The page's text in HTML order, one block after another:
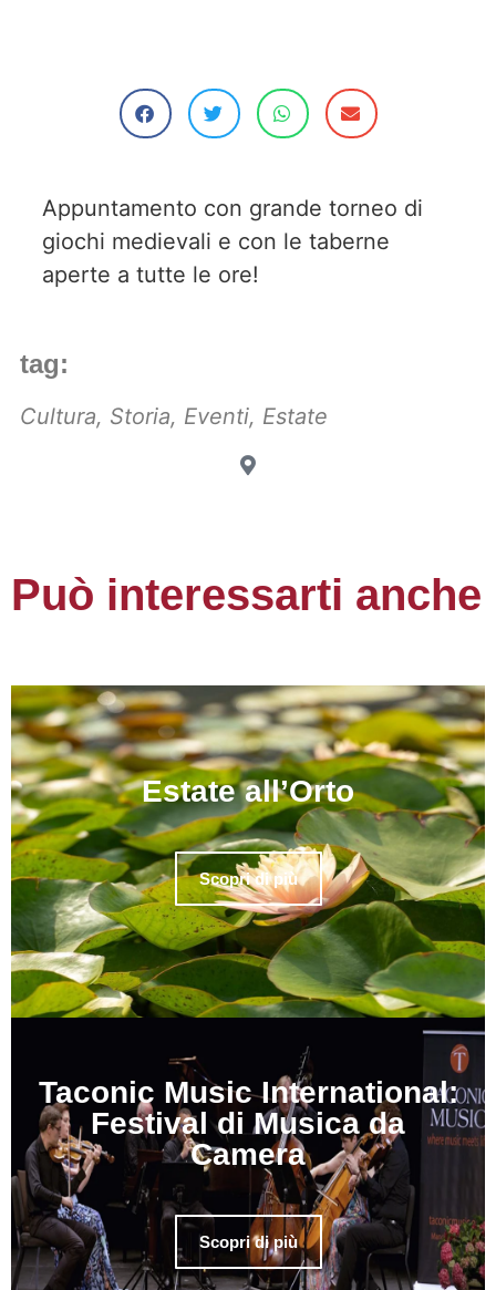
Appuntamento con grande torneo di
giochi medievali e con le taberne
aperte a tutte le ore!
tag:
Cultura, Storia, Eventi, Estate
Può interessarti anche
Estate all’Orto
Scopri di più
Taconic Music International:
Festival di Musica da
Camera
Scopri di più